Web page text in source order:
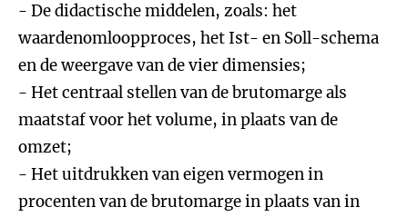
- De didactische middelen, zoals: het
waardenomloopproces, het Ist- en Soll-schema
en de weergave van de vier dimensies;
- Het centraal stellen van de brutomarge als
maatstaf voor het volume, in plaats van de
omzet;
- Het uitdrukken van eigen vermogen in
procenten van de brutomarge in plaats van in